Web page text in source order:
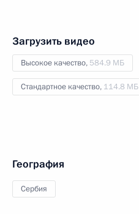
Загрузить видео
Высокое качество, 584.9 МБ
Стандартное качество, 114.8 МБ
География
Сербия